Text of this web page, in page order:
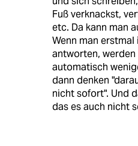
Fuß verknackst,
etc. Da kann man
Wenn man
antworten,
automatisch
dann denken
nicht sofort". Und
das es auch nicht